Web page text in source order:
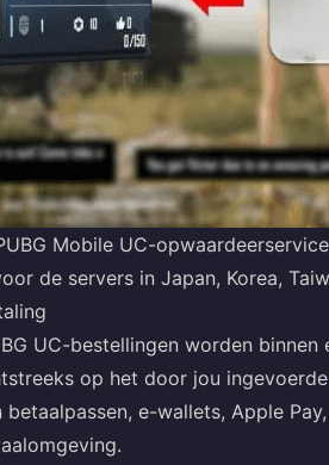
Mobile UC-
de servers in Japan, Korea,
UC-bestellingen worden
op het door jou
e-wallets, Apple